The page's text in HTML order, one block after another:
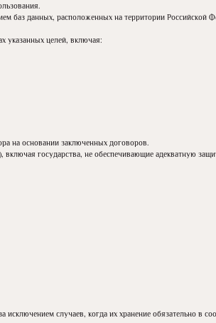
баз данных, расположенных на территории Российской
указанных целей, включая:
на основании заключенных договоров.
государства, не обеспечивающие адекватную
случаев, когда их хранение обязательно в